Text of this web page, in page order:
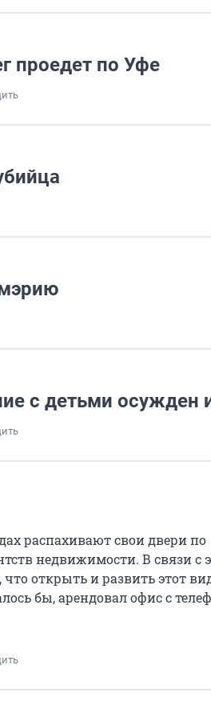
проедет по Уфе
с детьми осужден
распахивают свои двери по
недвижимости. В связи с
что открыть и развить этот
бы, арендовал офис с